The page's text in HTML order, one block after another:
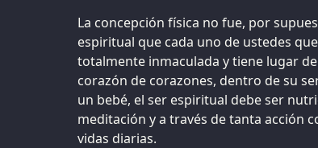
La concepción física no fue, por
espiritual que cada uno de ustedes
totalmente inmaculada y tiene lugar
corazón de corazones, dentro de su
un bebé, el ser espiritual debe ser
meditación y a través de tanta acción
vidas diarias.